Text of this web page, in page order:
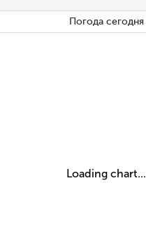
Погода сегодня
Loading chart...